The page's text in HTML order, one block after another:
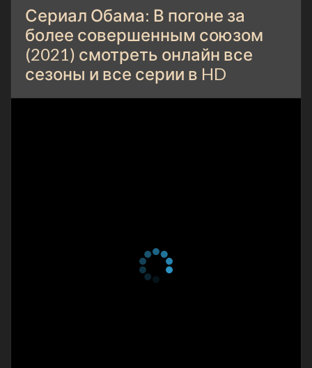
Сериал Обама: В погоне за
более совершенным союзом
(2021) смотреть онлайн все
сезоны и все серии в HD